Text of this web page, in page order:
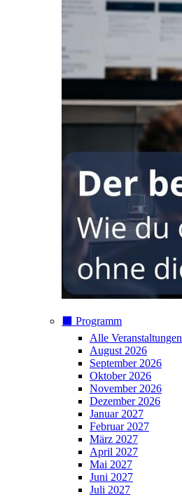
⬛️ Programm
Alle Veranstaltungen
August 2026
September 2026
Oktober 2026
November 2026
Dezember 2026
Januar 2027
Februar 2027
März 2027
April 2027
Mai 2027
Juni 2027
Juli 2027